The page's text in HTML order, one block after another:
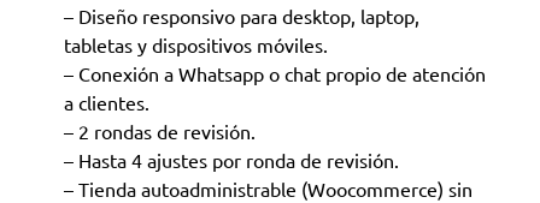
– Diseño responsivo para desktop, laptop,
tabletas y dispositivos móviles.
– Conexión a Whatsapp o chat propio de atención
a clientes.
– 2 rondas de revisión.
– Hasta 4 ajustes por ronda de revisión.
– Tienda autoadministrable (Woocommerce) sin